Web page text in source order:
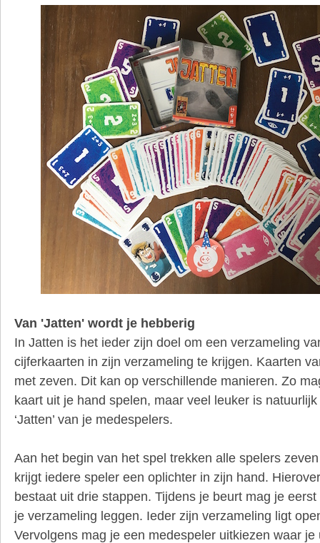
Van 'Jatten' wordt je hebberig
In Jatten is het ieder zijn doel om een verzameling
cijferkaarten in zijn verzameling te krijgen. Kaarten
met zeven. Dit kan op verschillende manieren. Zo
kaart uit je hand spelen, maar veel leuker is
‘Jatten’ van je medespelers.
Aan het begin van het spel trekken alle spelers
krijgt iedere speler een oplichter in zijn hand.
bestaat uit drie stappen. Tijdens je beurt mag je
je verzameling leggen. Ieder zijn verzameling ligt
Vervolgens mag je een medespeler uitkiezen waar